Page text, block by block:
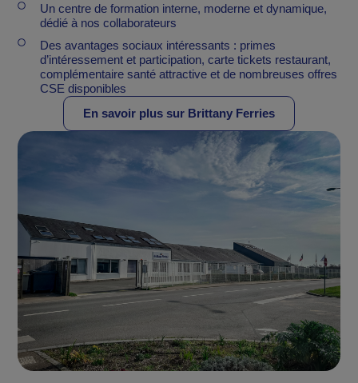
Un centre de formation interne, moderne et dynamique,
dédié à nos collaborateurs
Des avantages sociaux intéressants : primes
d’intéressement et participation, carte tickets restaurant,
complémentaire santé attractive et de nombreuses offres
CSE disponibles
En savoir plus sur Brittany Ferries